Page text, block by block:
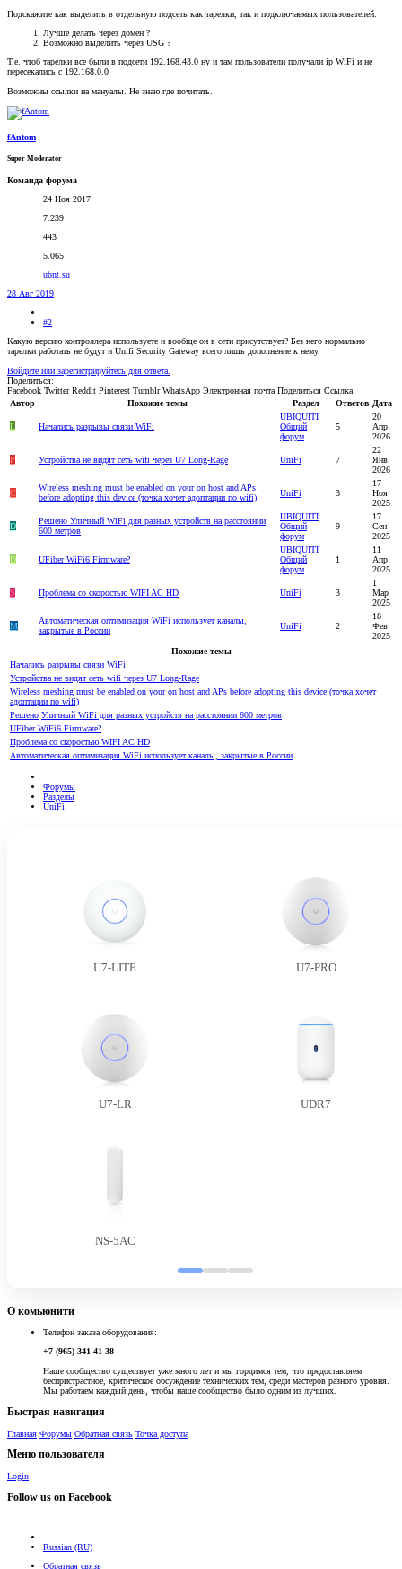
Подскажите как выделить в отдельную подсеть как тарелки, так и подключаемых пользователей.
Лучше делать через домен ?
Возможно выделить через USG ?
Т.е. чтоб тарелки все были в подсети 192.168.43.0 ну и там пользователи получали ip WiFi и не
пересекались с 192.168.0.0
Возможны ссылки на мануалы. Не знаю где почитать.
fAntom
Super Moderator
Команда форума
24 Ноя 2017
7.239
443
5.065
ubnt.su
28 Авг 2019
#2
Какую версию контроллера используете и вообще он в сети присутствует? Без него нормально
тарелки работать не будут и Unifi Security Gateway всего лишь дополнение к нему.
Войдите или зарегистрируйтесь для ответа.
Поделиться:
Facebook Twitter Reddit Pinterest Tumblr WhatsApp Электронная почта Поделиться Ссылка
Автор
Похожие темы Раздел Ответов Дата
L Начались разрывы связи WiFi
UBIQUITI
Общий
форум
5
20
Апр
2026
P Устройства не видят сеть wifi через U7 Long-Rage UniFi 7
22
Янв
2026
C
Wireless meshing must be enabled on your on host and APs
before adopting this device (точка хочет адоптации по wifi)
UniFi 3
17
Ноя
2025
D
Решено Уличный WiFi для разных устройств на расстоянии
600 метров
UBIQUITI
Общий
форум
9
17
Сен
2025
D UFiber WiFi6 Firmware?
UBIQUITI
Общий
форум
1
11
Апр
2025
S Проблема со скоростью WIFI AC HD UniFi 3
1
Мар
2025
M
Автоматическая оптимизация WiFi использует каналы,
закрытые в России
UniFi 2
18
Фев
2025
Похожие темы
Начались разрывы связи WiFi
Устройства не видят сеть wifi через U7 Long-Rage
Wireless meshing must be enabled on your on host and APs before adopting this device (точка хочет
адоптации по wifi)
Решено Уличный WiFi для разных устройств на расстоянии 600 метров
UFiber WiFi6 Firmware?
Проблема со скоростью WIFI AC HD
Автоматическая оптимизация WiFi использует каналы, закрытые в России
Форумы
Разделы
UniFi
U7-LITE U7-PRO
U7-LR UDR7
NS-5AC
О комьюнити
Телефон заказа оборудования:
+7 (965) 341-41-38
Наше сообщество существует уже много лет и мы гордимся тем, что предоставляем
беспристрастное, критическое обсуждение технических тем, среди мастеров разного уровня.
Мы работаем каждый день, чтобы наше сообщество было одним из лучших.
Быстрая навигация
Главная Форумы Обратная связь Точка доступа
Меню пользователя
Login
Follow us on Facebook
Russian (RU)
Обратная связь